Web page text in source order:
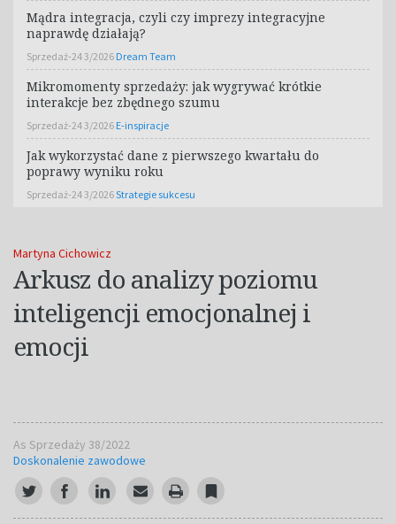
Martyna Cichowicz
Arkusz do analizy poziomu
inteligencji emocjonalnej i
emocji
As Sprzedaży 38/2022
Doskonalenie zawodowe
Mądra integracja, czyli czy imprezy integracyjne
naprawdę działają?
Sprzedaż-24 3/2026 Dream Team
Mikromomenty sprzedaży: jak wygrywać krótkie
interakcje bez zbędnego szumu
Sprzedaż-24 3/2026 E-inspiracje
Jak wykorzystać dane z pierwszego kwartału do
poprawy wyniku roku
Sprzedaż-24 3/2026Strategie sukcesu